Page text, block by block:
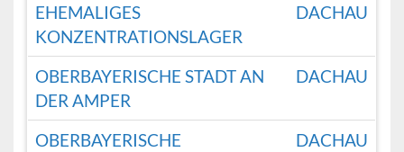
EHEMALIGES
KONZENTRATIONSLAGER
DACHAU
OBERBAYERISCHE STADT AN
DER AMPER
DACHAU
OBERBAYERISCHE
DACHAU